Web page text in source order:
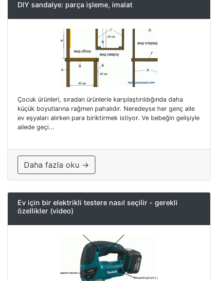
DIY sandalye: parça işleme, imalat
Çocuk ürünleri, sıradan ürünlerle karşılaştırıldığında daha
küçük boyutlarına rağmen pahalıdır. Neredeyse her genç aile
ev eşyaları alırken para biriktirmek istiyor. Ve bebeğin gelişiyle
ailede geçi...
Daha fazla oku →
Ev için bir elektrikli testere nasıl seçilir - gerekli
özellikler (video)